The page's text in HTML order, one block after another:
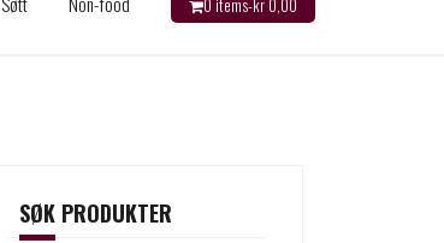
0 items-kr0,00
SØK PRODUKTER